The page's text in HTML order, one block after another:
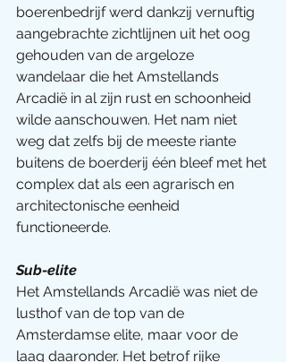
boerenbedrijf werd dankzij vernuftig
aangebrachte zichtlijnen uit het oog
gehouden van de argeloze
wandelaar die het Amstellands
Arcadië in al zijn rust en schoonheid
wilde aanschouwen. Het nam niet
weg dat zelfs bij de meeste riante
buitens de boerderij één bleef met het
complex dat als een agrarisch en
architectonische eenheid
functioneerde.
Sub-elite
Het Amstellands Arcadië was niet de
lusthof van de top van de
Amsterdamse elite, maar voor de
laag daaronder. Het betrof rijke